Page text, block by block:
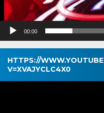
00:00
HTTPS://
V=XVAJYCLC4X0
Pemutar